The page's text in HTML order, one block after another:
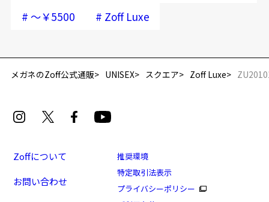
# ～￥5500 # Zoff Luxe
メガネのZoff公式通販 UNISEX スクエア Zoff Luxe
Zoffについて
お問い合わせ
推奨環境
特定取引法表示
プライバシーポリシー